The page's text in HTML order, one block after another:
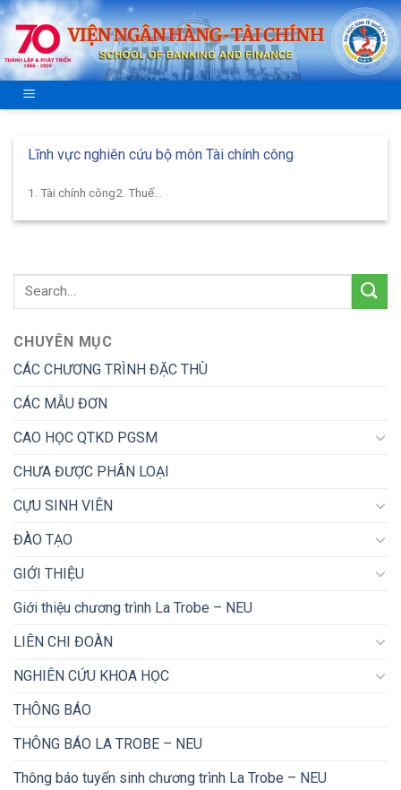
Skip
content
Lĩnh vực nghiên cứu bộ môn Tài chính công
1. Tài chính công2. Thuế...
CHUYÊN MỤC
CÁC CHƯƠNG TRÌNH ĐẶC THÙ
CÁC MẪU ĐƠN
CAO HỌC QTKD PGSM
CHƯA ĐƯỢC PHÂN LOẠI
CỰU SINH VIÊN
ĐÀO TẠO
GIỚI THIỆU
Giới thiệu chương trình La Trobe – NEU
LIÊN CHI ĐOÀN
NGHIÊN CỨU KHOA HỌC
THÔNG BÁO
THÔNG BÁO LA TROBE – NEU
Thông báo tuyển sinh chương trình La Trobe – NEU